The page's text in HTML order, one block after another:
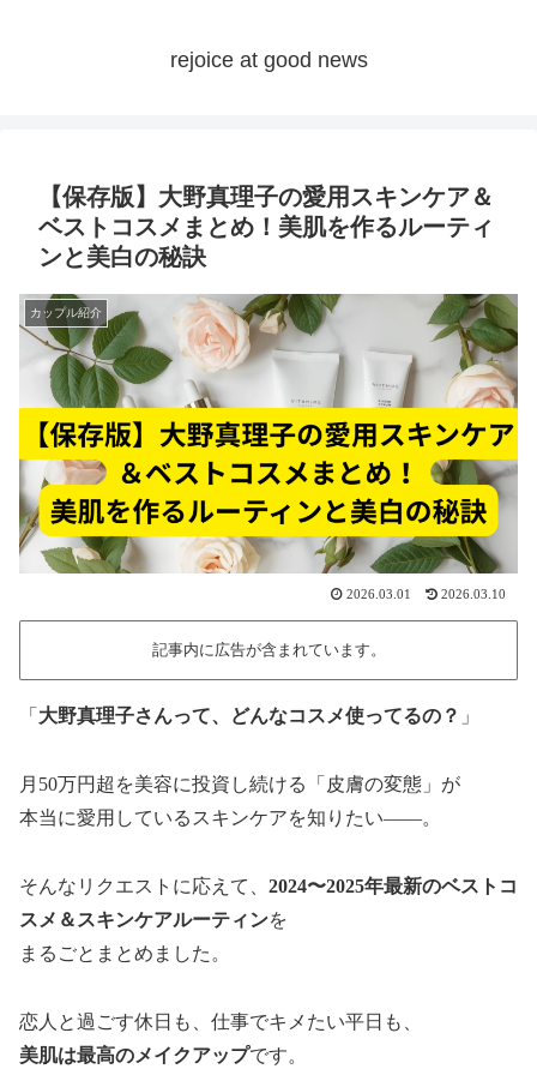
rejoice at good news
【保存版】大野真理子の愛用スキンケア＆
ベストコスメまとめ！美肌を作るルーティ
ンと美白の秘訣
カップル紹介
2026.03.01 2026.03.10
記事内に広告が含まれています。
「 大野真理子さんって、どんなコスメ使ってるの？ 」
月50万円超を美容に投資し続ける「皮膚の変態」が
本当に愛用しているスキンケアを知りたい——。
そんなリクエストに応えて、 2024〜2025年最新のベストコ
スメ＆スキンケアルーティンを
まるごとまとめました。
恋人と過ごす休日も、仕事でキメたい平日も、
美肌は最高のメイクアップです。